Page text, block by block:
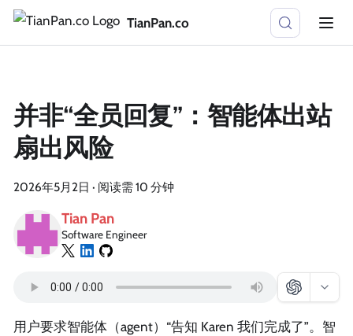
TianPan.co
并非“全员回复”：智能体出站
扇出风险
2026年5月2日 · 阅读需 10 分钟
Tian Pan
Software Engineer
用户要求智能体（agent）“告知 Karen 我们完成了”。智